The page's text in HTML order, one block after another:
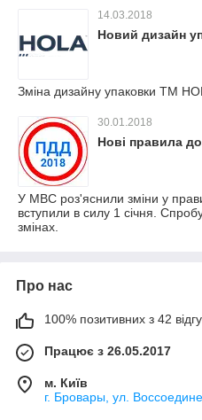
14.03.2018
Новий дизайн
Зміна дизайну упаковки ТМ
30.01.2018
Нові правила
У МВС роз'яснили зміни у
вступили в силу 1 січня.
змінах.
Про нас
100% позитивних з 42
Працює з 26.05.2017
м. Київ
г. Бровары, ул.